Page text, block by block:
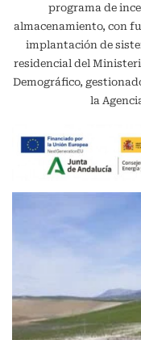
programa de
almacenamiento, con
implantación de
residencial del
Demográfico,
la